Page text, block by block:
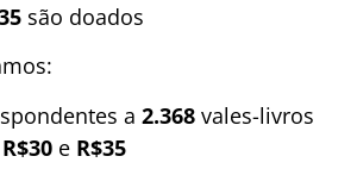
são doados
a 2.368vales-livros
R$30 e R$35